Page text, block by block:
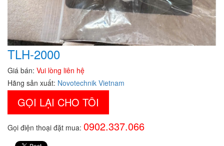
TLH-2000
Giá bán: Vui lòng liên hệ
Hãng sản xuất: Novotechnik Vietnam
GỌI LẠI CHO TÔI
Gọi điện thoại đặt mua: 0902.337.066